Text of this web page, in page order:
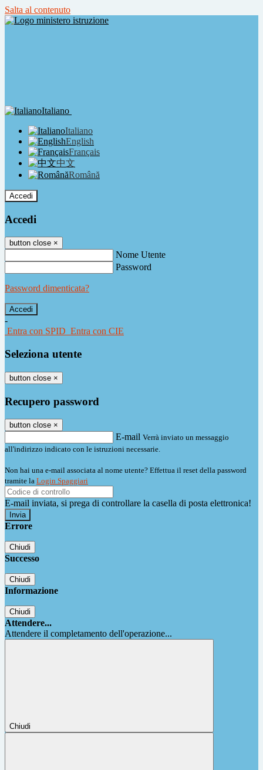
Salta al contenuto
Italiano
Italiano
English
Français
中文
Română
Accedi
Accedi
button close ×
Nome Utente
Password
Password dimenticata?
-
Entra con SPID Entra con CIE
Seleziona utente
button close ×
Recupero password
button close ×
E-mail Verrà inviato un messaggio
all'indirizzo indicato con le istruzioni necessarie.
Non hai una e-mail associata al nome utente? Effettua il reset della password
tramite la Login Spaggiari
E-mail inviata, si prega di controllare la casella di posta elettronica!
Errore
Chiudi
Successo
Chiudi
Informazione
Chiudi
Attendere...
Attendere il completamento dell'operazione...
Chiudi